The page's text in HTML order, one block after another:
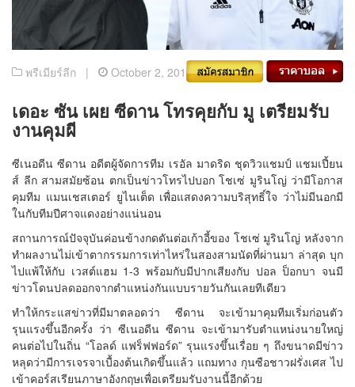
พรีเมียร์ลีก | October 2, 2018
เดอะ ซัน เผย ซีดาน โทรคุยกับ มู เตรียมรับ
งานคุมผี
ซีเนอดีน ซีดาน อดีตผู้จัดการทีม เรอัล มาดริด ชุดวิวแชมป์ แชมเปี้ยน
ส์ ลีก สามสมัยซ้อน ตกเป็นข่าวโทรไปบอก โชเซ่ มูรินโญ่ ว่ามีโอกาส
คุมทีม แมนเชสเตอร์ ยูไนเต็ด เพื่อแสดงความบริสุทธิ์ใจ ว่าไม่มีนอกมี
ในกับทีมปีศาจแดงอย่างแน่นอน
สถานการณ์ปัจจุบันค่อนข้างกดดันต่อเก้าอี้ของ โชเซ่ มูรินโญ่ หลังจาก
ทำผลงานไม่เข้าตากรรมการเท่าไหร่ในสองสามนัดที่ผ่านมา ล่าสุด บุก
ไปแพ้ให้กับ เวสต์แฮม 1-3 พร้อมกับมีปากเสียงกับ ปอล ป็อกบา จนมี
ข่าวโดนปลดออกจากตำแหน่งกันแบบรายวันกันเลยทีเดียว
ทำให้กระแสข่าวที่มีมาตลอดว่า ซีดาน จะเข้ามาคุมทีมเริ่มก่อนตัว
รุนแรงขึ้นอีกครั้ง ว่า ซีเนอดีน ซีดาน จะเข้ามารับตำแหน่งนายใหญ่
คนต่อไปในถิ่น “โอลด์ แฟร็ฟฟอร์ด” รุนแรงขึ้นเรื่อย ๆ ถึงขนาดมีข่าว
หลุดว่ามีการเจรจาเบื้องต้นเกิดขึ้นแล้ว แถมทาง กุนซือชาวฝรั่งเศส ไป
เข้าคอร์สเรียนภาษาอังกฤษเพื่อเตรียมรับงานนี้อีกด้วย